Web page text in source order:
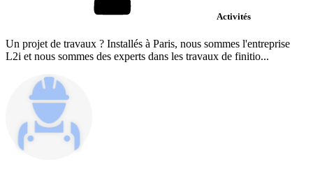
Activités
Un projet de travaux ? Installés à Paris, nous sommes l'entreprise
L2i et nous sommes des experts dans les travaux de finitio...